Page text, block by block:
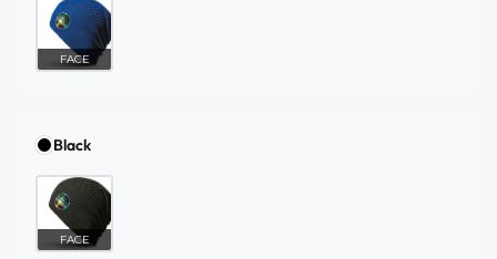
FACE
Black
FACE